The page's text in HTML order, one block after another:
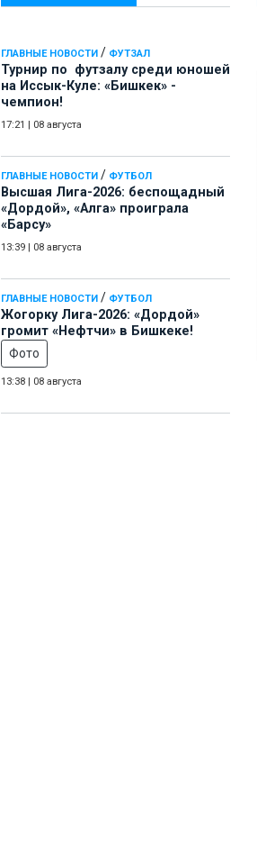
ГЛАВНЫЕ НОВОСТИ / ФУТЗАЛ
Турнир по футзалу среди юношей
на Иссык-Куле: «Бишкек» -
чемпион!
17:21 08 августа
ГЛАВНЫЕ НОВОСТИ / ФУТБОЛ
Высшая Лига-2026: беспощадный
«Дордой», «Алга» проиграла
«Барсу»
13:39 08 августа
ГЛАВНЫЕ НОВОСТИ / ФУТБОЛ
Жогорку Лига-2026: «Дордой»
громит «Нефтчи» в Бишкеке!
Фото
13:38 08 августа